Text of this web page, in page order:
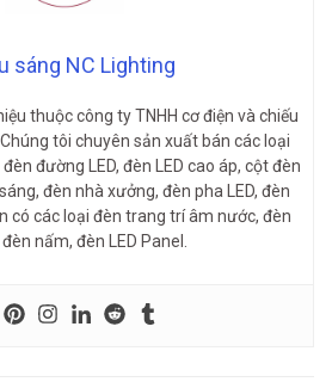
sáng NC Lighting
thuộc công ty TNHH cơ điện và chiếu
tôi chuyên sản xuất bán các loại
đường LED, đèn LED cao áp, cột đèn
đèn nhà xưởng, đèn pha LED, đèn
có các loại đèn trang trí âm nước, đèn
nấm, đèn LED Panel.